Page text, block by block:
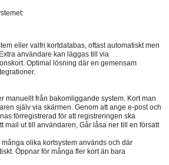
eller valfri kortdatabas, oftast automatiskt men
användare kan läggas till via
Optimal lösning där en gemensam
manuellt från bakomliggande system. Kort man
själv via skärmen. Genom att ange e-post och
förregistrerad för att registreringen ska
mail ut till användaren, Går låsa ner till en försatt
olika kortsystem används och där
Öppnar för många fler kort än bara